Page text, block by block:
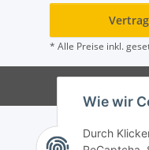
Wie wir
Durch
* Alle Preise inkl.